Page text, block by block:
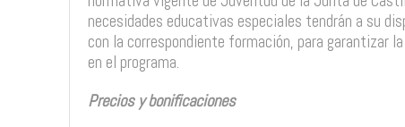
necesidades educativas especiales tendrán a su
con la correspondiente formación, para garantizar
en el programa.
Precios y bonificaciones